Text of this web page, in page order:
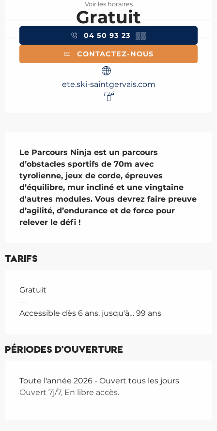
Voir les horaires
Gratuit
04 50 93 23 ▒▒
CONTACTEZ-NOUS
ete.ski-saintgervais.com
Eté
Le Parcours Ninja est un parcours
d’obstacles sportifs de 70m avec
tyrolienne, jeux de corde, épreuves
d’équilibre, mur incliné et une vingtaine
d'autres modules. Vous devrez faire preuve
d’agilité, d’endurance et de force pour
relever le défi !
Tarifs
Gratuit
—
Accessible dès 6 ans, jusqu'à… 99 ans
Périodes d'ouverture
Toute l'année 2026 - Ouvert tous les jours
Ouvert 7j/7, En libre accès.